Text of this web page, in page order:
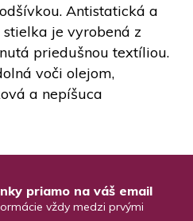
Antistatická a
je vyrobená z
priedušnou textíliou.
voči olejom,
a nepíšuca
priamo na váš email
vždy medzi prvými